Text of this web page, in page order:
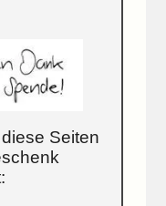
Seiten